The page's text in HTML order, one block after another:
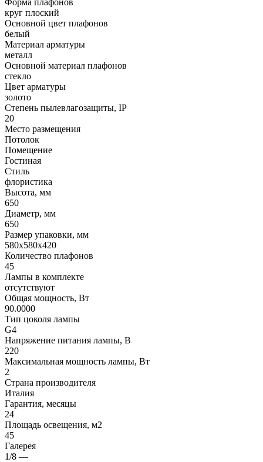
круг плоский
Основной цвет плафонов
белый
Материал арматуры
металл
Основной материал плафонов
стекло
Цвет арматуры
золото
Степень пылевлагозащиты, IP
20
Место размещения
Потолок
Помещение
Гостиная
Стиль
флористика
Высота, мм
650
Диаметр, мм
650
Размер упаковки, мм
580x580x420
Количество плафонов
45
Лампы в комплекте
отсутствуют
Общая мощность, Вт
90.0000
Тип цоколя лампы
G4
Напряжение питания лампы, В
220
Максимальная мощность лампы, Вт
2
Страна производителя
Италия
Гарантия, месяцы
24
Площадь освещения, м2
45
Галерея
1/8 —